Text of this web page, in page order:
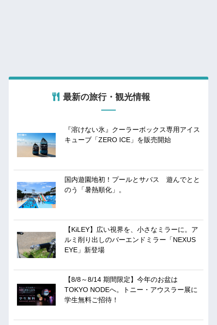
最新の旅行・観光情報
『溶けない氷』クーラーボックス専用アイス
キューブ「ZERO ICE」を販売開始
国内遊園地初！プールとサバス 遊んでとと
のう「暑熱順化」。
【KiLEY】広い視界を、小さなミラーに。ア
ルミ削り出しのバーエンドミラー「NEXUS
EYE」新登場
【8/8～8/14 期間限定】今年のお盆は
TOKYO NODEへ。トニー・アウスラー展に
学生無料ご招待！